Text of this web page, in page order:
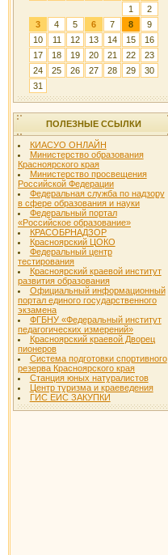
1
2
3
4 5 6 7 8
9
10
11 12 13 14 15
16
17
18 19 20 21 22
23
24
25 26 27 28 29
30
31
ПОЛЕЗНЫЕ ССЫЛКИ
КИАСУО ОНЛАЙН
Министерство образования
Красноярского края
Министерство просвещения
Российской Федерации
Федеральная служба по надзору
в сфере образования и науки
Федеральный портал
«Российское образование»
КРАСОБРНАДЗОР
Красноярский ЦОКО
Федеральный центр
тестирования
Красноярский краевой институт
развития образования
Официальный информационный
портал единого государственного
экзамена
ФГБНУ «Федеральный институт
педагогических измерений»
Красноярский краевой Дворец
пионеров
Система подготовки спортивного
резерва Красноярского края
Станция юных натуралистов
Центр туризма и краеведения
ГИС ЕИС ЗАКУПКИ